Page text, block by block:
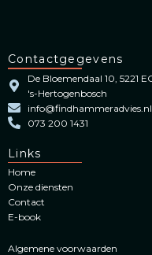
Contactgegevens
De Bloemendaal 10, 5221
's-Hertogenbosch
info@findhammeradvies.nl
073 200 1431
Links
Home
Onze diensten
Contact
E-book
Algemene voorwaarden